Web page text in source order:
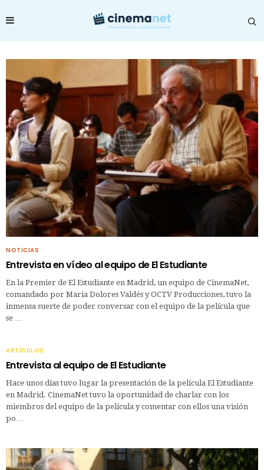
NOTICIAS
Entrevista en vídeo al equipo de El Estudiante
En la Premier de El Estudiante en Madrid, un equipo de CinemaNet,
comandado por Maria Dolores Valdés y OCTV Producciones, tuvo la
inmensa suerte de poder conversar con el equipo de la película que
se …
ARTÍCULOS
Entrevista al equipo de El Estudiante
Hace unos días tuvo lugar la presentación de la película El Estudiante
en Madrid. CinemaNet tuvo la oportunidad de charlar con los
miembros del equipo de la película y comentar con ellos una visión
po…